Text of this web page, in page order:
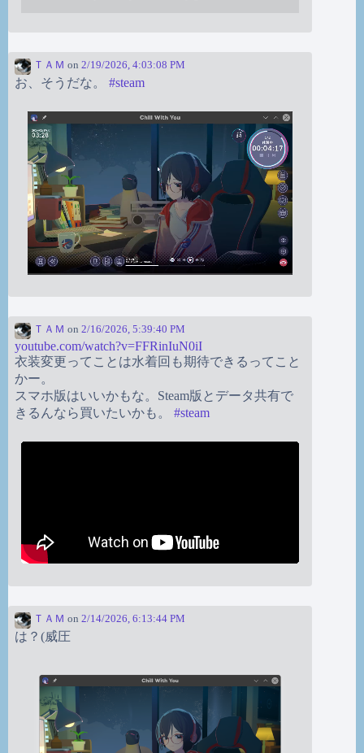
ＴＡＭ on 2/19/2026, 4:03:08 PM
お、そうだな。 #steam
ＴＡＭ on 2/16/2026, 5:39:40 PM
youtube.com/watch?v=FFRinIuN0iI
衣装変更ってことは水着回も期待できるってこと
かー。
スマホ版はいいかもな。Steam版とデータ共有で
きるんなら買いたいかも。 #steam
ＴＡＭ on 2/14/2026, 6:13:44 PM
は？(威圧